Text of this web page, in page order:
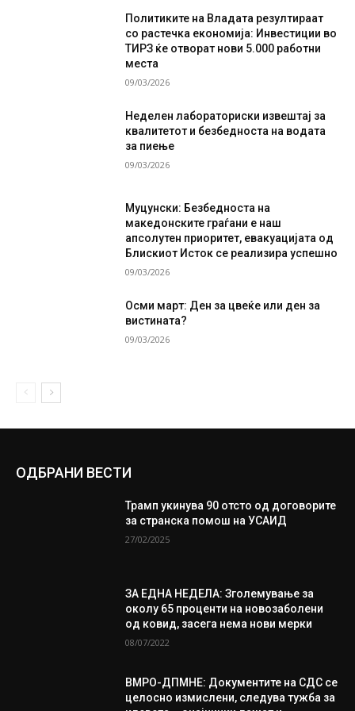
Политиките на Владата резултираат
со растечка економија: Инвестиции во
ТИРЗ ќе отворат нови 5.000 работни
места
09/03/2026
Неделен лабораториски извештај за
квалитетот и безбедноста на водата
за пиење
09/03/2026
Муцунски: Безбедноста на
македонските граѓани е наш
апсолутен приоритет, евакуацијата од
Блискиот Исток се реализира успешно
09/03/2026
Осми март: Ден за цвеќе или ден за
вистината?
09/03/2026
ОДБРАНИ ВЕСТИ
Трамп укинува 90 отсто од договорите
за странска помош на УСАИД
27/02/2025
ЗА ЕДНА НЕДЕЛА: Зголемување за
околу 65 проценти на новозаболени
од ковид, засега нема нови мерки
08/07/2022
ВМРО-ДПМНЕ: Документите на СДС се
целосно измислени, следува тужба за